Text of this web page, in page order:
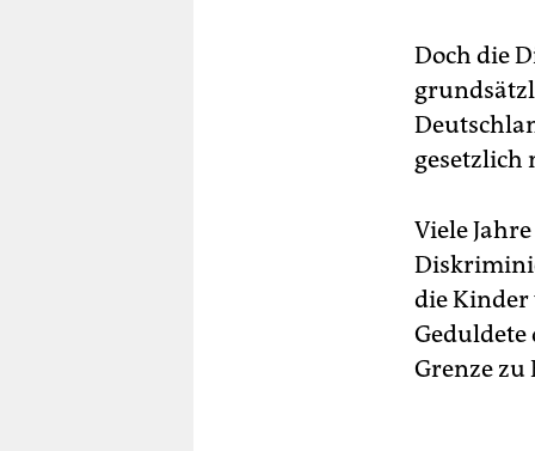
Doch die
gesetzlich
Viele
die Kinder
Geduldete
Grenze